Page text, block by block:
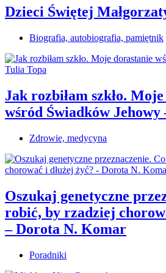
Dzieci Świętej
Biografia, autobiografia, pamiętnik
Jak rozbiłam szkło.
wśród Świadków Jehowy
Zdrowie, medycyna
Oszukaj genetyczne
robić, by rzadziej
– Dorota N. Komar
Poradniki